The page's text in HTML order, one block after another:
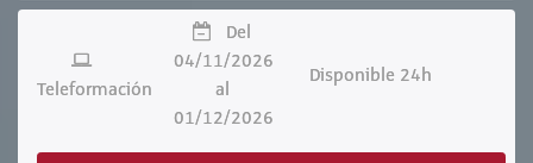
Teleformación
Del
04/11/2026
al
01/12/2026
Disponible 24h